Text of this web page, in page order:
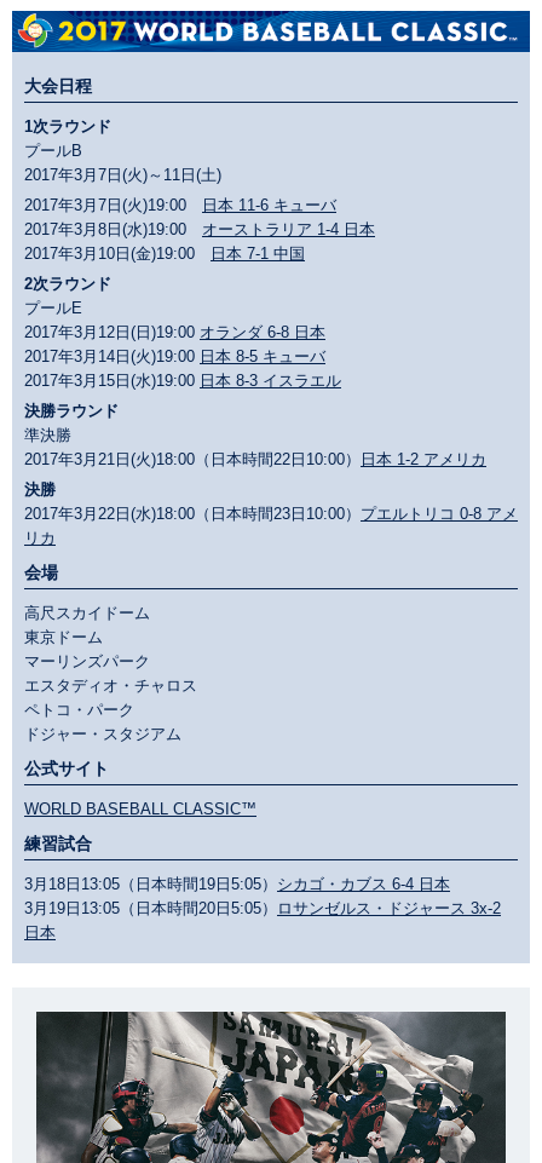
大会日程
1次ラウンド
プールB
2017年3月7日(火)～11日(土)
2017年3月7日(火)19:00
日本 11-6 キューバ
2017年3月8日(水)19:00 オーストラリア 1-4 日本
2017年3月10日(金)19:00
日本 7-1 中国
2次ラウンド
プールE
2017年3月12日(日)19:00 オランダ 6-8 日本
2017年3月14日(火)19:00 日本 8-5 キューバ
2017年3月15日(水)19:00 日本 8-3 イスラエル
決勝ラウンド
準決勝
2017年3月21日(火)18:00（日本時間22日10:00）
日本 1-2 アメリカ
決勝
2017年3月22日(水)18:00（日本時間23日10:00） プエルトリコ 0-8 アメ
リカ
会場
高尺スカイドーム
東京ドーム
マーリンズパーク
エスタディオ・チャロス
ペトコ・パーク
ドジャー・スタジアム
公式サイト
WORLD BASEBALL CLASSIC™
練習試合
3月18日13:05（日本時間19日5:05） シカゴ・カブス 6-4 日本
3月19日13:05（日本時間20日5:05）
ロサンゼルス・ドジャース 3x-2
日本